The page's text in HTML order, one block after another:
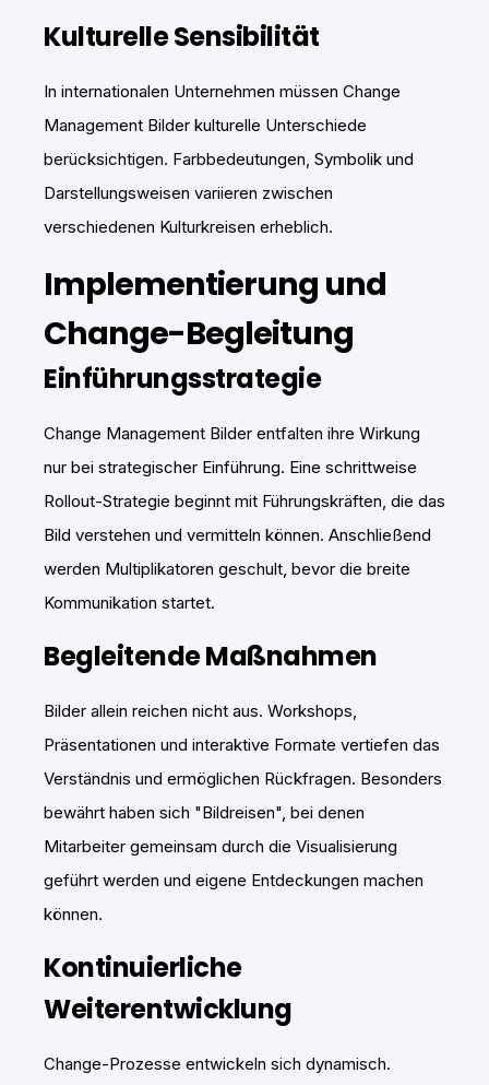
Kulturelle Sensibilität
In internationalen Unternehmen müssen Change
Management Bilder kulturelle Unterschiede
berücksichtigen. Farbbedeutungen, Symbolik und
Darstellungsweisen variieren zwischen
verschiedenen Kulturkreisen erheblich.
Implementierung und
Change-Begleitung
Einführungsstrategie
Change Management Bilder entfalten ihre Wirkung
nur bei strategischer Einführung. Eine schrittweise
Rollout-Strategie beginnt mit Führungskräften, die das
Bild verstehen und vermitteln können. Anschließend
werden Multiplikatoren geschult, bevor die breite
Kommunikation startet.
Begleitende Maßnahmen
Bilder allein reichen nicht aus. Workshops,
Präsentationen und interaktive Formate vertiefen das
Verständnis und ermöglichen Rückfragen. Besonders
bewährt haben sich "Bildreisen", bei denen
Mitarbeiter gemeinsam durch die Visualisierung
geführt werden und eigene Entdeckungen machen
können.
Kontinuierliche
Weiterentwicklung
Change-Prozesse entwickeln sich dynamisch.